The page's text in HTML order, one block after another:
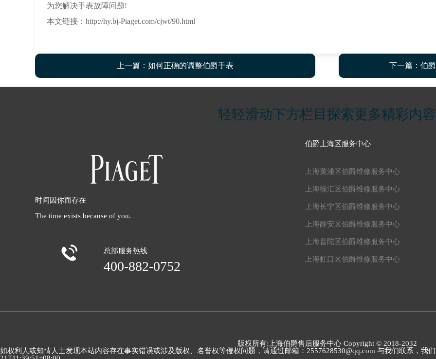
为您解决手表故障问题!
本文链接：http://hy.bj-Piaget.com/cjwt/90.html
上一篇： 如何正确的调整伯爵手表 下一篇： 伯
轻轻滑动下方栏目探索更多精彩内容
时间因你而存在
The time exists because of you.
 总部服务热线
400-882-0752
伯爵上海区服务中心
上海黄浦区伯爵维修服务中心
上海徐汇区伯爵维修服务中心
上海长宁区伯爵维修服务中心
上海静安区伯爵维修服务中心
上海普陀区伯爵维修服务中心
上海虹口区伯爵维修服务中心
版权所有:上海伯爵售后服务中心 Copyright © 2018-2032
如权利人或知情人士发现本站内容存在事实错误或涉及版权、名誉权等侵权问题，请通过邮箱：2557628530@qq.com 与我们联系，我